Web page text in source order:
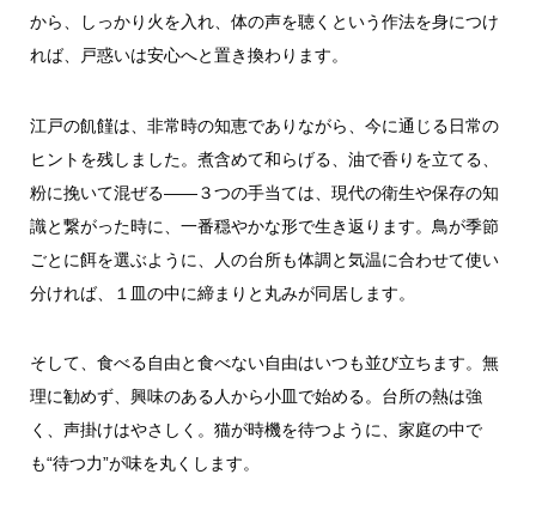
から、しっかり火を入れ、体の声を聴くという作法を身につけ
れば、戸惑いは安心へと置き換わります。
江戸の飢饉は、非常時の知恵でありながら、今に通じる日常の
ヒントを残しました。煮含めて和らげる、油で香りを立てる、
粉に挽いて混ぜる――３つの手当ては、現代の衛生や保存の知
識と繋がった時に、一番穏やかな形で生き返ります。鳥が季節
ごとに餌を選ぶように、人の台所も体調と気温に合わせて使い
分ければ、１皿の中に締まりと丸みが同居します。
そして、食べる自由と食べない自由はいつも並び立ちます。無
理に勧めず、興味のある人から小皿で始める。台所の熱は強
く、声掛けはやさしく。猫が時機を待つように、家庭の中で
も“待つ力”が味を丸くします。